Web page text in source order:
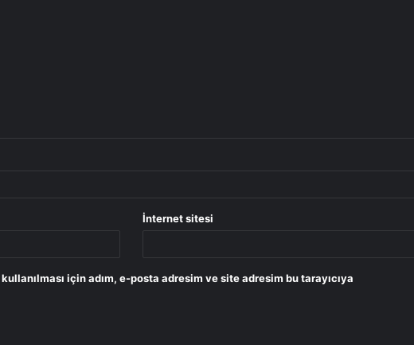
İnternet sitesi
için adım, e-posta adresim ve site adresim bu tarayıcıya